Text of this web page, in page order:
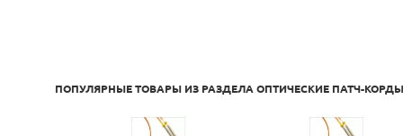
ПОПУЛЯРНЫЕ ТОВАРЫ ИЗ РАЗДЕЛА ОПТИЧЕСКИЕ ПАТЧ-